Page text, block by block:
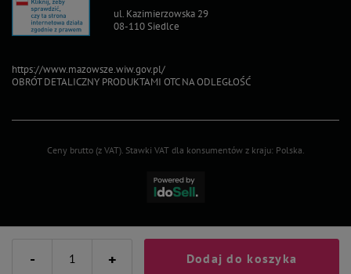
- + Dodaj do koszyka
ul. Kazimierzowska 29
08-110 Siedlce
https://www.mazowsze.wiw.gov.pl/
OBRÓT DETALICZNY PRODUKTAMI OTC NA ODLEGŁOŚĆ
Ceny brutto (z VAT). Stawki VAT dla konsumentów z kraju: Polska.